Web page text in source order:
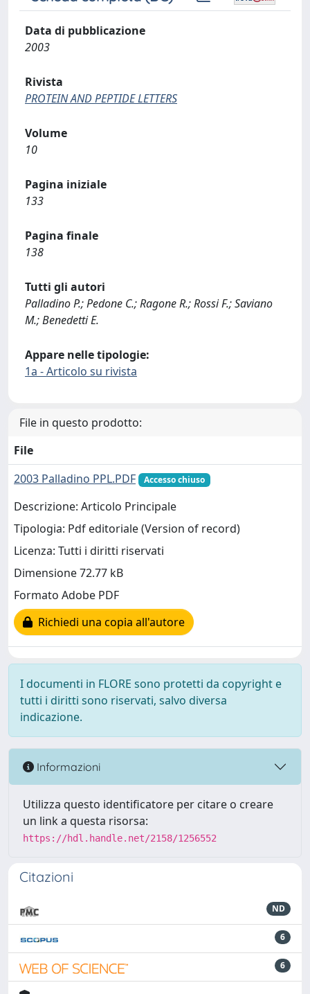
Data di pubblicazione
2003
Rivista
PROTEIN AND PEPTIDE LETTERS
Volume
10
Pagina iniziale
133
Pagina finale
138
Tutti gli autori
Palladino P.; Pedone C.; Ragone R.; Rossi F.; Saviano
M.; Benedetti E.
Appare nelle tipologie:
1a - Articolo su rivista
File in questo prodotto:
File
2003 Palladino PPL.PDF
Accesso chiuso
Descrizione: Articolo Principale
Tipologia: Pdf editoriale (Version of record)
Licenza: Tutti i diritti riservati
Dimensione 72.77 kB
Formato Adobe PDF
Richiedi una copia all'autore
I documenti in FLORE sono protetti da copyright e
tutti i diritti sono riservati, salvo diversa
indicazione.
Informazioni
Utilizza questo identificatore per citare o creare
un link a questa risorsa:
https://hdl.handle.net/2158/1256552
Citazioni
ND
6
6